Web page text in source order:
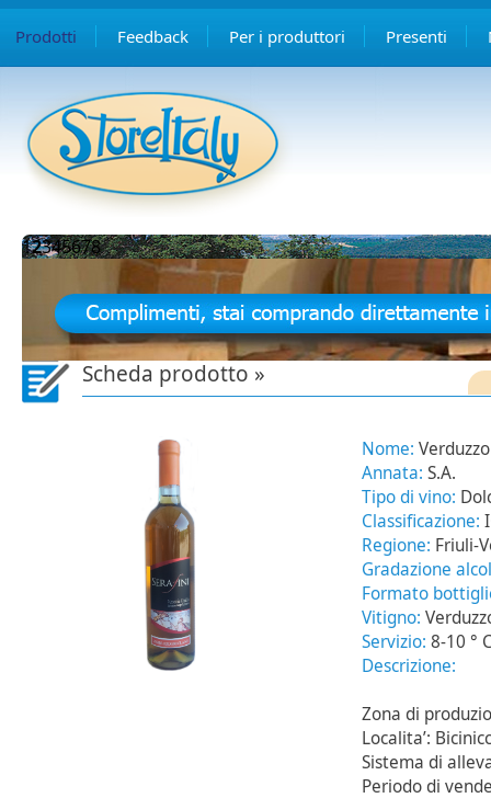
Prodotti Feedback Per i produttori Presenti
12345678
Scheda prodotto »
Nome:
Annata: S.A.
Tipo di vino:
Classificazione:
Regione: Friuli-
Gradazione
Formato
Vitigno:
Servizio: 8-10 °
Descrizione:
Zona di
Localita’:
Sistema di
Periodo di